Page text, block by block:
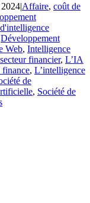
|Affaire, coût de
Développement
Web, Intelligence
financier, L’IA
finance, L’intelligence
de
, Société de